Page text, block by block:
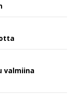
valmiina